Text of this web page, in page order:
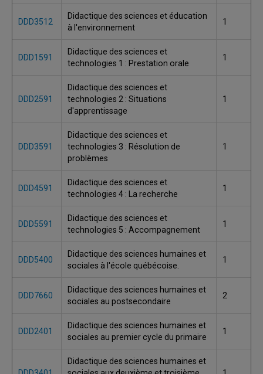
DDD3512
Didactique des sciences et éducation
à l'environnement
1
DDD1591
Didactique des sciences et
technologies 1 : Prestation orale
1
DDD2591
Didactique des sciences et
technologies 2 : Situations
d'apprentissage
1
DDD3591
Didactique des sciences et
technologies 3 : Résolution de
problèmes
1
DDD4591
Didactique des sciences et
technologies 4 : La recherche
1
DDD5591
Didactique des sciences et
technologies 5 : Accompagnement
1
DDD5400
Didactique des sciences humaines et
sociales à l'école québécoise.
1
DDD7660
Didactique des sciences humaines et
sociales au postsecondaire
2
DDD2401
Didactique des sciences humaines et
sociales au premier cycle du primaire
1
Didactique des sciences humaines et